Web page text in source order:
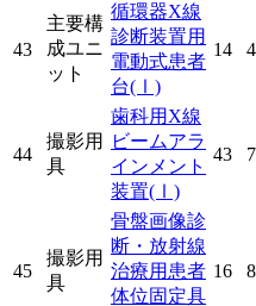
43
主要構
成ユニ
ット
循環器X線
診断装置用
電動式患者
台(Ⅰ)
14 4
44
撮影用
具
歯科用X線
ビームアラ
インメント
装置(Ⅰ)
43 7
45
撮影用
具
骨盤画像診
断・放射線
治療用患者
体位固定具
16 8